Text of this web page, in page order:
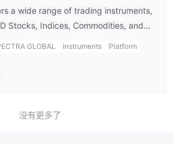
a wide range of trading instruments,
Stocks, Indices, Commodities, and
take advantage of this variety
portfolio and spread my risk across
GLOBAL Instruments
Platform
没有更多了